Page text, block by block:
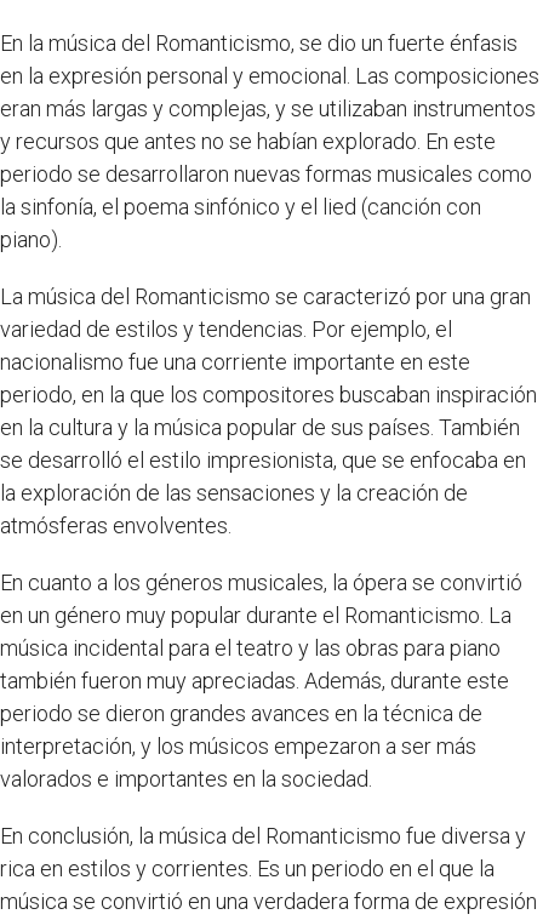
En la música del Romanticismo, se dio un fuerte énfasis
en la expresión personal y emocional. Las composiciones
eran más largas y complejas, y se utilizaban instrumentos
y recursos que antes no se habían explorado. En este
periodo se desarrollaron nuevas formas musicales como
la sinfonía, el poema sinfónico y el lied (canción con
piano).
La música del Romanticismo se caracterizó por una gran
variedad de estilos y tendencias. Por ejemplo, el
nacionalismo fue una corriente importante en este
periodo, en la que los compositores buscaban inspiración
en la cultura y la música popular de sus países. También
se desarrolló el estilo impresionista, que se enfocaba en
la exploración de las sensaciones y la creación de
atmósferas envolventes.
En cuanto a los géneros musicales, la ópera se convirtió
en un género muy popular durante el Romanticismo. La
música incidental para el teatro y las obras para piano
también fueron muy apreciadas. Además, durante este
periodo se dieron grandes avances en la técnica de
interpretación, y los músicos empezaron a ser más
valorados e importantes en la sociedad.
En conclusión, la música del Romanticismo fue diversa y
rica en estilos y corrientes. Es un periodo en el que la
música se convirtió en una verdadera forma de expresión